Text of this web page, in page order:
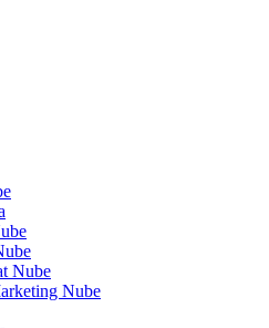
Nube
Nube